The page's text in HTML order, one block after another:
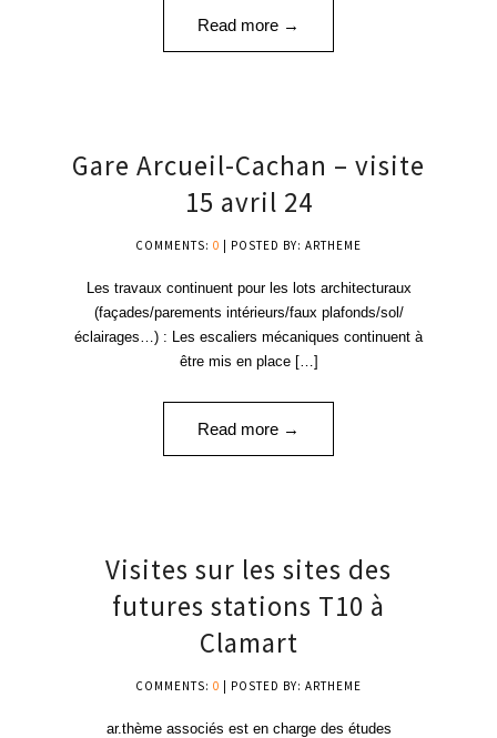
Read more →
15
Gare Arcueil-Cachan – visite
15 avril 24
COMMENTS: 0 | POSTED BY: ARTHEME
Les travaux continuent pour les lots architecturaux
(façades/parements intérieurs/faux plafonds/sol/
éclairages…) : Les escaliers mécaniques continuent à
être mis en place […]
Read more →
Visites sur les sites des
futures stations T10 à
Clamart
COMMENTS: 0 | POSTED BY: ARTHEME
ar.thème associés est en charge des études